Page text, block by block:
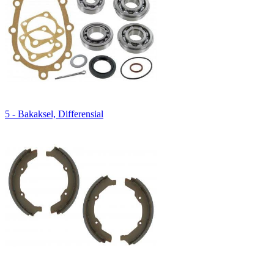
5 - Bakaksel, Differensial